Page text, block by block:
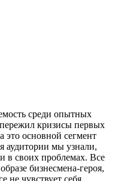
среди опытных
кризисы первых
это основной сегмент
аудитории мы узнали,
в своих проблемах. Все
бизнесмена-героя,
не чувствует себя